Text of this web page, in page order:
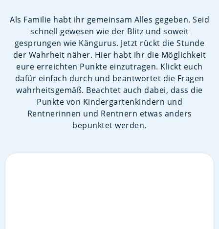
Als Familie habt ihr gemeinsam Alles gegeben. Seid
schnell gewesen wie der Blitz und soweit
gesprungen wie Kängurus. Jetzt rückt die Stunde
der Wahrheit näher. Hier habt ihr die Möglichkeit
eure erreichten Punkte einzutragen. Klickt euch
dafür einfach durch und beantwortet die Fragen
wahrheitsgemäß. Beachtet auch dabei, dass die
Punkte von Kindergartenkindern und
Rentnerinnen und Rentnern etwas anders
bepunktet werden.